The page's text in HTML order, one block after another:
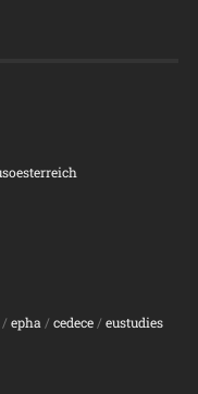
epha / cedece/ eustudies